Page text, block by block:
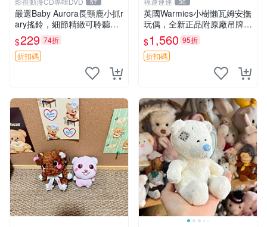
57
嚴選Baby Aurora長頸鹿小抓r
ary搖鈴，細節精緻可聆聽清
脆鈴音 軟萌可愛 定制紀念 金
屬搖鈴 新手媽咪推薦 長頸鹿
抓rary 搖鈴
$229 74折
折扣碼
30
英國Warmies小樹懶瓦姆安撫
玩偶，全新正品附原廠吊牌與
防塵袋，內藏薰衣草可加熱，
適合各個年齡層，冷暖兩用享
受抱抱樂趣，不容錯過嚴選好
$1,560 95折
折扣碼